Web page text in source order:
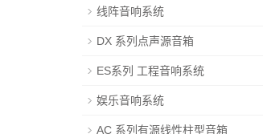
线阵音响系统
DX 系列点声源音箱
ES系列 工程音响系统
娱乐音响系统
AC 系列有源线性柱型音箱